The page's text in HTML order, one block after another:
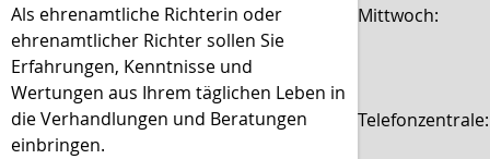
Als ehrenamtliche Richterin oder
ehrenamtlicher Richter sollen Sie
Erfahrungen, Kenntnisse und
Wertungen aus Ihrem täglichen Leben in
die Verhandlungen und Beratungen
einbringen.
Mittwoch: